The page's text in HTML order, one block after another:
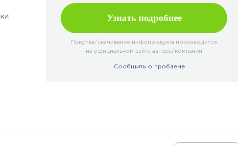
Узнать подробнее
Покупка/скачивание инфопродукта производится
на официальном сайте автора/компании
Сообщить о проблеме